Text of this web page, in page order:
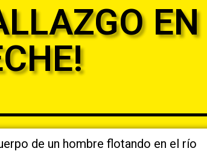
EN
de un hombre flotando en el río